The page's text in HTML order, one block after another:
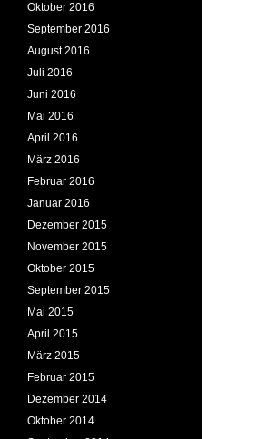
Oktober 2016
September 2016
August 2016
Juli 2016
Juni 2016
Mai 2016
April 2016
März 2016
Februar 2016
Januar 2016
Dezember 2015
November 2015
Oktober 2015
September 2015
Mai 2015
April 2015
März 2015
Februar 2015
Dezember 2014
Oktober 2014